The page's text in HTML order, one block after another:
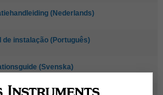
(Nederlands)
de instalação (Português)
(Svenska)